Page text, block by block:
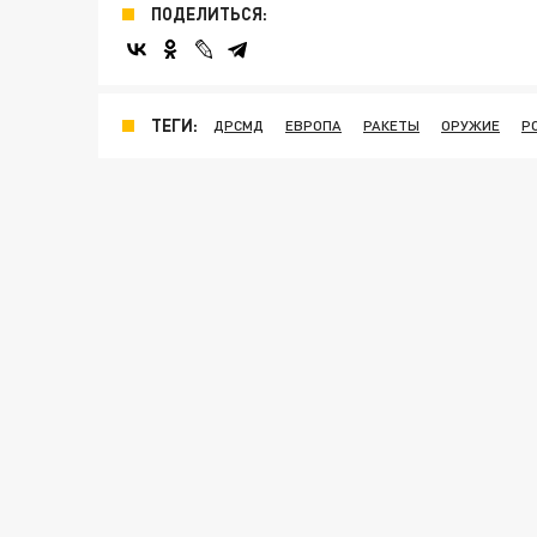
ПОДЕЛИТЬСЯ:
ТЕГИ: ДРСМД ЕВРОПА РАКЕТЫ ОРУЖИЕ